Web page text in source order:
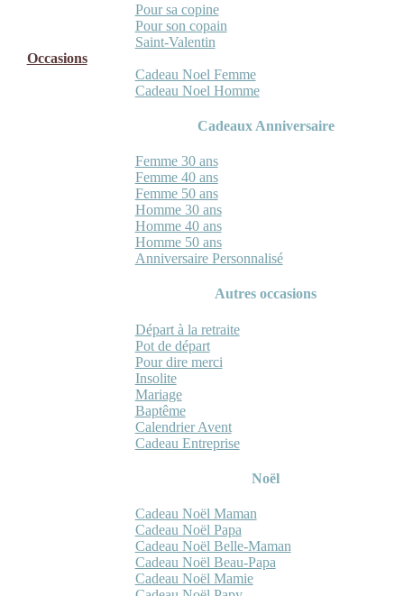
Pour sa copine
Pour son copain
Saint-Valentin
Occasions
Cadeau Noel Femme
Cadeau Noel Homme
Cadeaux Anniversaire
Femme 30 ans
Femme 40 ans
Femme 50 ans
Homme 30 ans
Homme 40 ans
Homme 50 ans
Anniversaire Personnalisé
Autres occasions
Départ à la retraite
Pot de départ
Pour dire merci
Insolite
Mariage
Baptême
Calendrier Avent
Cadeau Entreprise
Noël
Cadeau Noël Maman
Cadeau Noël Papa
Cadeau Noël Belle-Maman
Cadeau Noël Beau-Papa
Cadeau Noël Mamie